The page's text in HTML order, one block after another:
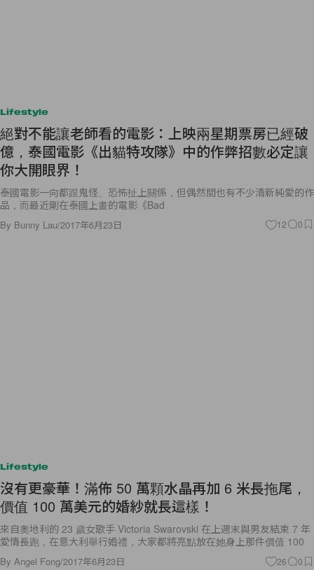
Lifestyle
絕對不能讓老師看的電影：上映兩星期票房已經破
億，泰國電影《出貓特攻隊》中的作弊招數必定讓
你大開眼界！
泰國電影一向都跟鬼怪、恐怖扯上關係，但偶然間也有不少清新純愛的作
品，而最近剛在泰國上畫的電影《Bad
By Bunny Lau/2017年6月23日 12 0
Lifestyle
沒有更豪華！滿佈 50 萬顆水晶再加 6 米長拖尾，
價值 100 萬美元的婚紗就長這樣！
來自奧地利的 23 歲女歌手 Victoria Swarovski 在上週末與男友結束 7 年
愛情長跑，在意大利舉行婚禮，大家都將亮點放在她身上那件價值 100
By Angel Fong/2017年6月23日 26 0